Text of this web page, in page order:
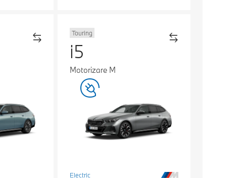
Touring
i5
Motorizare M
Electric